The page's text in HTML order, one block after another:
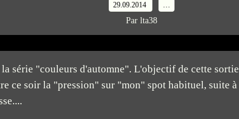
29.09.2014 …
Par lta38
série "couleurs d'automne". L'objectif de cette
ce soir la "pression" sur "mon" spot habituel, suite